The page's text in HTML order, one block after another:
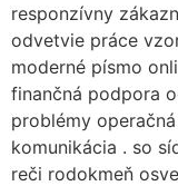
responzívny
odvetvie práce
moderné písmo
finančná podpora
problémy
komunikácia . so
reči rodokmeň